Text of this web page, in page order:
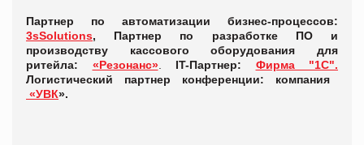
Партнер по автоматизации бизнес-процессов:
3sSolutions, Партнер по разработке ПО и
производству кассового оборудования для
ритейла:
«Резонанс». IT-Партнер:
Фирма "1С".
Логистический партнер конференции: компания
«УВК».